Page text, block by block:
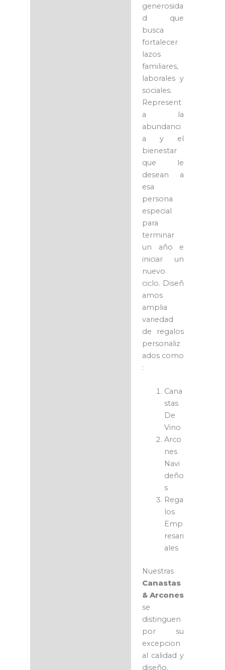
generosida
d que
busca
fortalecer
lazos
familiares,
laborales y
sociales.
Represent
a la
abundanci
a y el
bienestar
que le
desean a
esa
persona
especial
para
terminar
un año e
iniciar un
nuevo
ciclo. Diseñ
amos
amplia
variedad
de regalos
personaliz
ados como
:
Cana
stas
De
Vino
Arco
nes
Navi
deño
s
Rega
los
Emp
resari
ales
Nuestras
Canastas
& Arcones
se
distinguen
por su
excepcion
al calidad y
diseño,